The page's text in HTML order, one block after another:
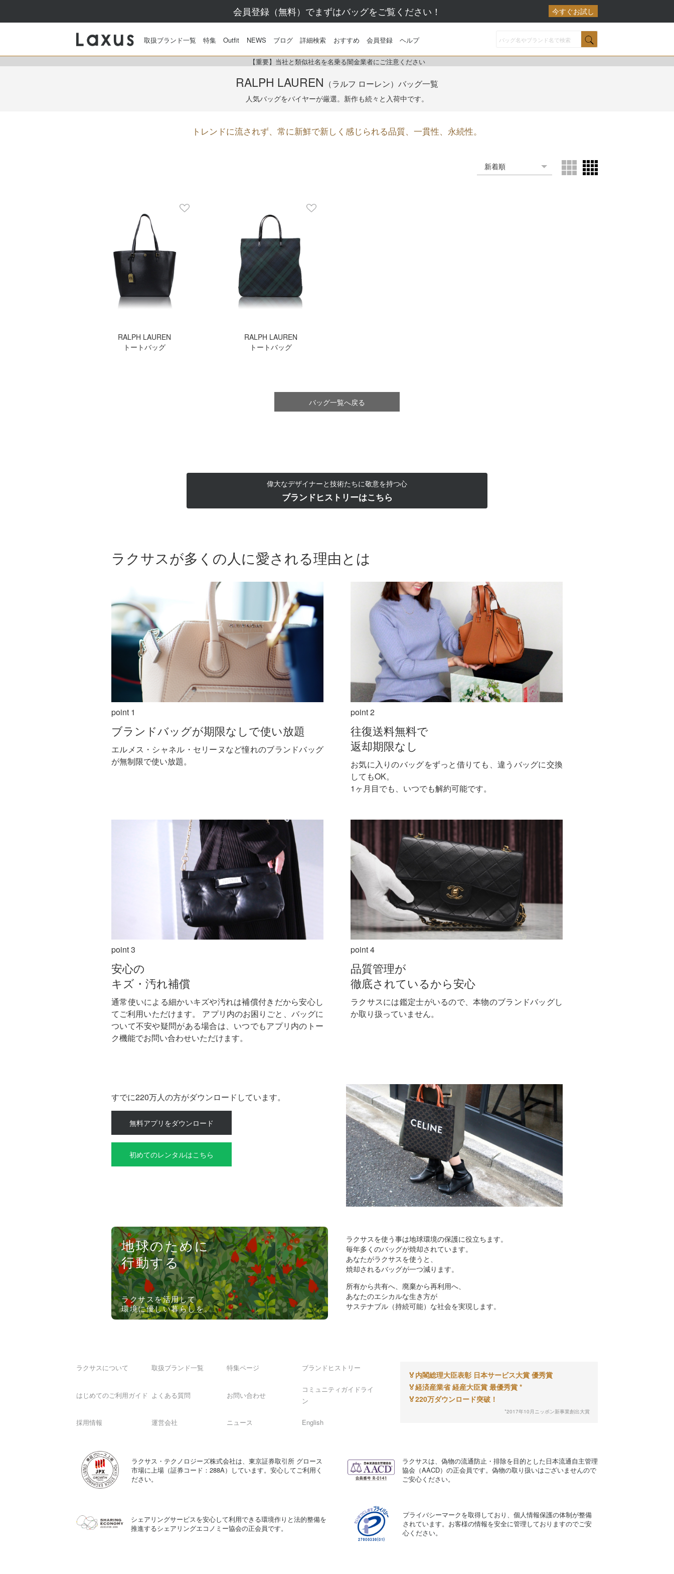
会員登録（無料）でまずはバッグをご覧ください！ 今すぐお試し
取扱ブランド一覧 特集 Outfit NEWS ブログ 詳細検索 おすすめ 会員登録 ヘルプ
【重要】当社と類似社名を名乗る闇金業者にご注意ください
RALPH LAUREN （ラルフ ローレン） バッグ一覧
人気バッグをバイヤーが厳選。 新作も続々と入荷中です。
トレンドに流されず、常に新鮮で新しく感じられる品質、一貫性、永続性。
RALPH LAUREN
トートバッグ
RALPH LAUREN
トートバッグ
バッグ一覧へ戻る
偉大なデザイナーと技術たちに敬意を持つ心
ブランドヒストリーはこちら
ラクサスが多くの人に愛される理由とは
point 1
ブランドバッグが期限なしで使い放題
エルメス・シャネル・セリーヌなど憧れのブランドバッグ
が無制限で使い放題。
point 2
往復送料無料で
返却期限なし
お気に入りのバッグをずっと借りても、違うバッグに交換
してもOK。
1ヶ月目でも、いつでも解約可能です。
point 3
安心の
キズ・汚れ補償
通常使いによる細かいキズや汚れは補償付きだから安心し
てご利用いただけます。 アプリ内のお困りごと、バッグに
ついて不安や疑問がある場合は、いつでもアプリ内のトー
ク機能でお問い合わせいただけます。
point 4
品質管理が
徹底されているから安心
ラクサスには鑑定士がいるので、本物のブランドバッグし
か取り扱っていません。
すでに220万人の方がダウンロードしています。
無料アプリをダウンロード
初めてのレンタルはこちら
地球のために
行動する
ラクサスを活用して
環境に優しい暮らしを。
ラクサスを使う事は地球環境の保護に役立ちます。
毎年多くのバッグが焼却されています。
あなたがラクサスを使うと、
焼却されるバッグが一つ減ります。
所有から共有へ、廃棄から再利用へ、
あなたのエシカルな生き方が
サステナブル（持続可能）な社会を実現します。
ラクサスについて 取扱ブランド一覧 特集ページ ブランドヒストリー
はじめてのご利用ガイド よくある質問 お問い合わせ
コミュニティガイドライ
ン
採用情報 運営会社 ニュース English
🏅 内閣総理大臣表彰 日本サービス大賞 優秀賞
🏅経済産業省 経産大臣賞 最優秀賞 *
🏅220万ダウンロード突破！
*2017年10月ニッポン新事業創出大賞
ラクサス・テクノロジーズ株式会社は、東京証券取引所 グロース
市場に上場（証券コード：288A）しています。安心してご利用く
ださい。
ラクサスは、偽物の流通防止・排除を目的とした日本流通自主管理
協会（AACD）の正会員です。偽物の取り扱いはございませんので
ご安心ください。
シェアリングサービスを安心して利用できる環境作りと法的整備を
推進するシェアリングエコノミー協会の正会員です。
プライバシーマークを取得しており、個人情報保護の体制が整備
されています。お客様の情報を安全に管理しておりますのでご安
心ください。